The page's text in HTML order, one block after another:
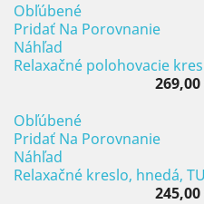
Obľúbené
Pridať Na Porovnanie
Náhľad
Relaxačné polohovacie
269,00
Obľúbené
Pridať Na Porovnanie
Náhľad
Relaxačné kreslo, hnedá,
245,00